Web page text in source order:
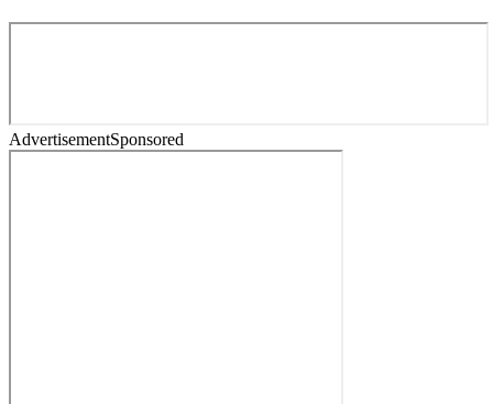
AdvertisementSponsored